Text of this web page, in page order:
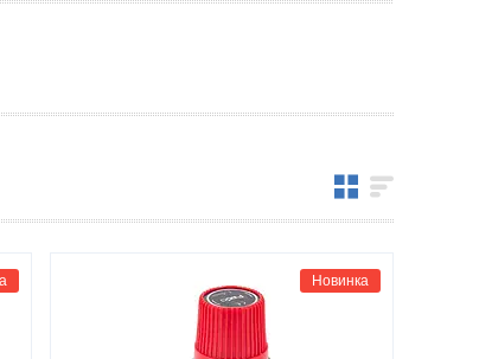
Новинка